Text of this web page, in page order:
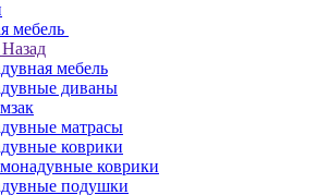
мебель
Назад
мебель
диваны
матрасы
коврики
коврики
подушки